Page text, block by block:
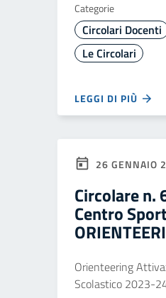
Categorie
Circolari Docenti
Le Circolari
LEGGI DI PIÙ
26 GENNAIO
Circolare n.
Centro
Orienteering
Scolastico 2023-